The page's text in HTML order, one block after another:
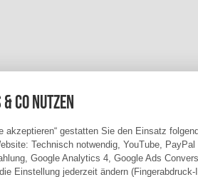
Co nutzen
akzeptieren“ gestatten Sie den Einsatz
Technisch notwendig, YouTube,
Google Analytics 4, Google Ads
Einstellung jederzeit ändern (Fingerabdruck-